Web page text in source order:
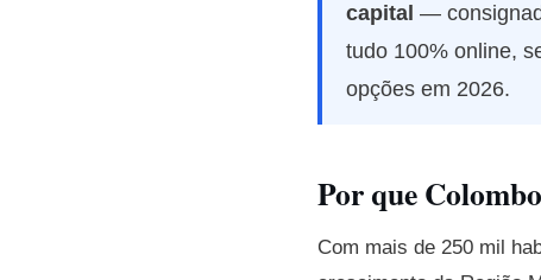
capital —
tudo 100% online,
opções em 2026.
Por que
Com mais de 250 mil